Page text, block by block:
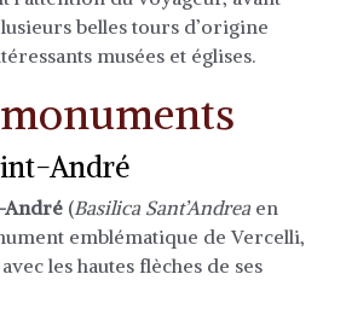
belles tours d’origine
musées et églises.
André
André (Basilica Sant’Andrea en
emblématique de Vercelli,
les hautes flèches de ses